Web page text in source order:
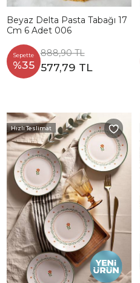
Beyaz Delta Pasta Tabağı 17
Cm 6 Adet 006
Sepette
%35
888,90 TL
577,79 TL
Hızlı Teslimat